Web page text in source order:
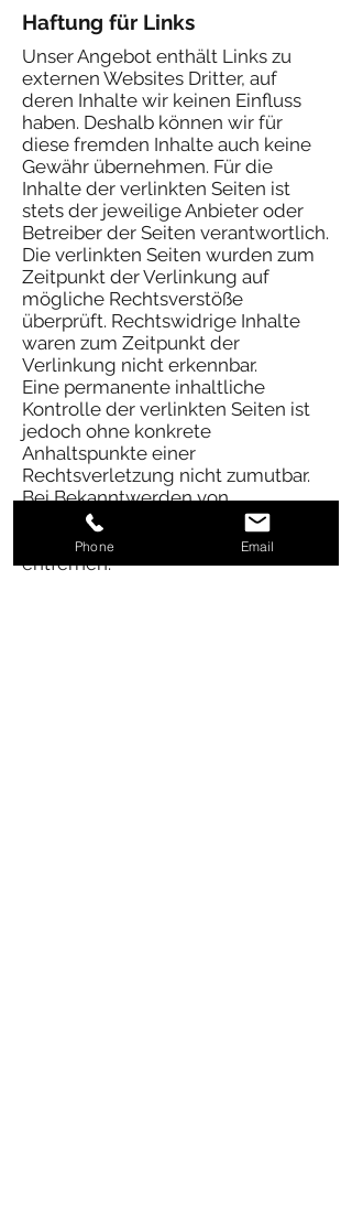
Haftung für Links
Unser Angebot enthält Links zu
externen Websites Dritter, auf
deren Inhalte wir keinen Einfluss
haben. Deshalb können wir für
diese fremden Inhalte auch keine
Gewähr übernehmen. Für die
Inhalte der verlinkten Seiten ist
stets der jeweilige Anbieter oder
Betreiber der Seiten verantwortlich.
Die verlinkten Seiten wurden zum
Zeitpunkt der Verlinkung auf
mögliche Rechtsverstöße
überprüft. Rechtswidrige Inhalte
waren zum Zeitpunkt der
Verlinkung nicht erkennbar.
Eine permanente inhaltliche
Kontrolle der verlinkten Seiten ist
jedoch ohne konkrete
Anhaltspunkte einer
Rechtsverletzung nicht zumutbar.
Bei Bekanntwerden von
Rechtsverletzungen werden wir
derartige Links umgehend
entfernen.
Phone Email